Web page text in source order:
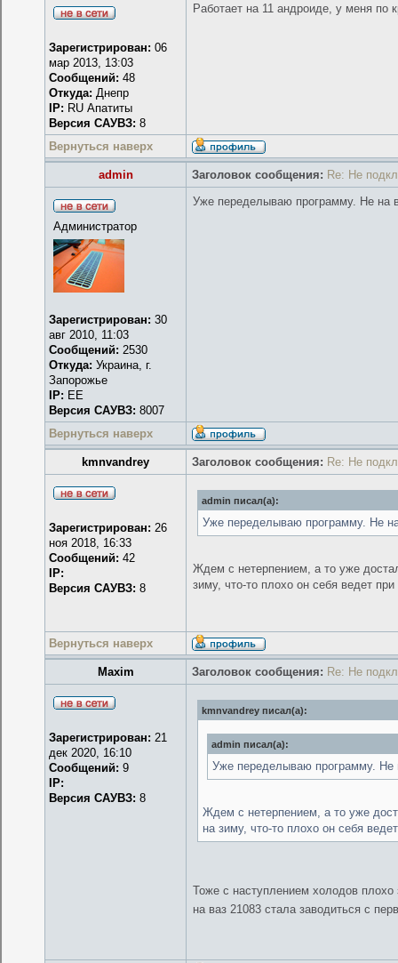
Зарегистрирован: 06
мар 2013, 13:03
Сообщений: 48
Откуда: Днепр
IP: RU Апатиты
Версия САУВЗ: 8
Работает на 11 андроиде, у меня по
Вернуться наверх
admin Заголовок сообщения: Re: Не
Администратор
Зарегистрирован: 30
авг 2010, 11:03
Сообщений: 2530
Откуда: Украина, г.
Запорожье
IP: EE
Версия САУВЗ: 8007
Уже переделываю программу. Не на
Вернуться наверх
kmnvandrey Заголовок сообщения: Re: Не
Зарегистрирован: 26
ноя 2018, 16:33
Сообщений: 42
IP:
Версия САУВЗ: 8
admin писал(а):
Уже переделываю программу. Не
Ждем с нетерпением, а то уже
зиму, что-то плохо он себя ведет
Вернуться наверх
Maxim Заголовок сообщения: Re: Не
Зарегистрирован: 21
дек 2020, 16:10
Сообщений: 9
IP:
Версия САУВЗ: 8
kmnvandrey писал(а):
admin писал(а):
Уже переделываю программу. Не
Ждем с нетерпением, а то уже
на зиму, что-то плохо он себя
Тоже с наступлением холодов плохо
на ваз 21083 стала заводиться с